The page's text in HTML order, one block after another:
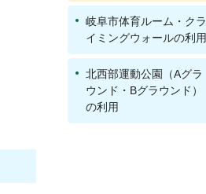
岐阜市体育ルーム・クラ
イミングウォールの利用
北西部運動公園（Aグラ
ウンド・Bグラウンド）
の利用